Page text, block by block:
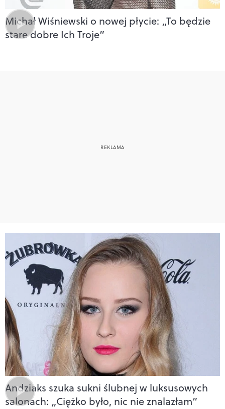
Michał Wiśniewski o nowej płycie: „To będzie
stare dobre Ich Troje”
Andziaks szuka sukni ślubnej w luksusowych
salonach: „Ciężko było, nic nie znalazłam”